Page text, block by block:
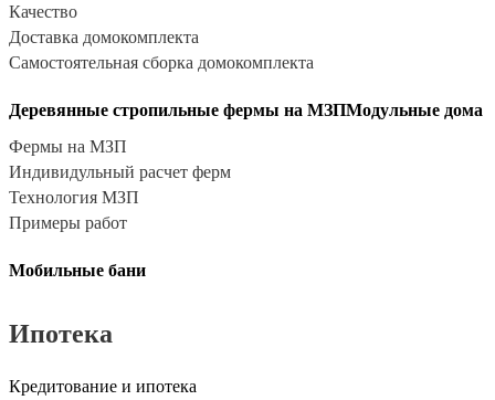
Качество
Доставка домокомплекта
Самостоятельная сборка домокомплекта
Деревянные стропильные фермы на МЗП
Фермы на МЗП
Индивидульный расчет ферм
Технология МЗП
Примеры работ
Модульные дома
Мобильные бани
Ипотека
Кредитование и ипотека